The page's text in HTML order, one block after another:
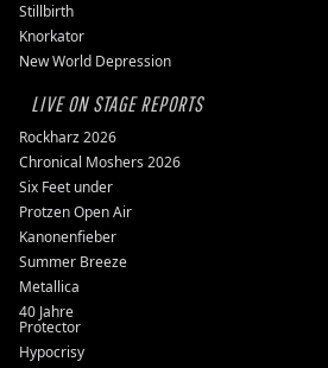
Stillbirth
Knorkator
New World Depression
LIVE ON STAGE REPORTS
Rockharz 2026
Chronical Moshers 2026
Six Feet under
Protzen Open Air
Kanonenfieber
Summer Breeze
Metallica
40 Jahre
Protector
Hypocrisy